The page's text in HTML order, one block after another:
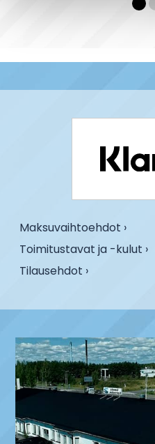
Maksuvaihtoehdot ›
Toimitustavat ja -kulut ›
Tilausehdot ›